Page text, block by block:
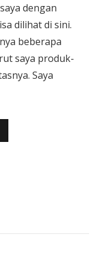
dengan
dilihat di sini.
beberapa
saya produk-
Saya